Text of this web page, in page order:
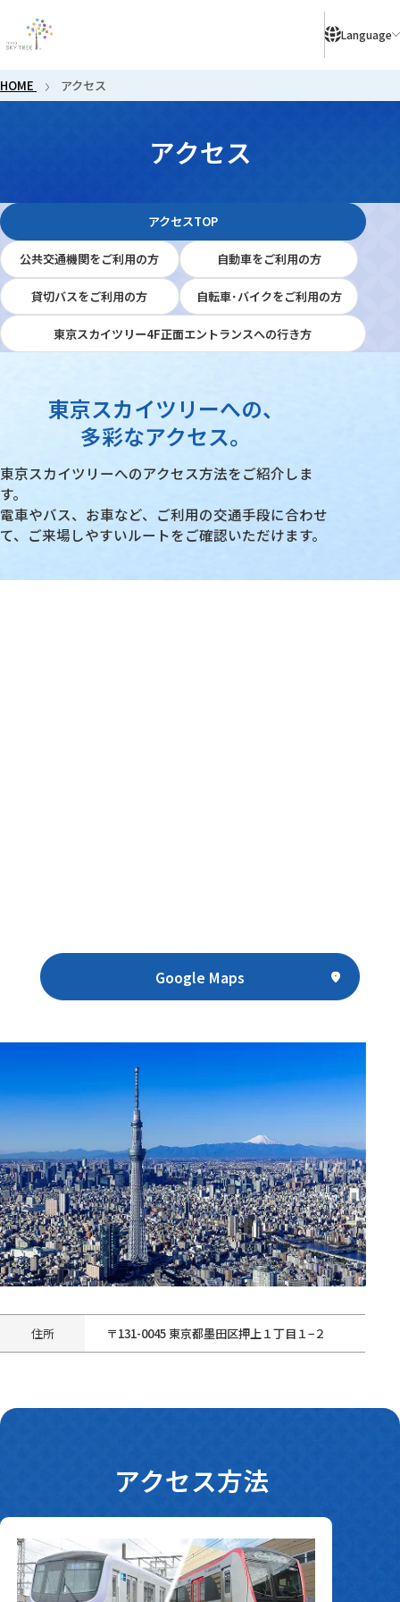
アクセス
Language
HOME アクセス
アクセスTOP
公共交通機関をご利用の方 自動車をご利用の方
貸切バスをご利用の方 自転車･バイクをご利用の方
東京スカイツリー4F正面エントランスへの行き方
東京スカイツリー4F正面エントランスへの行き方
東京スカイツリーへの、
多彩なアクセス。
東京スカイツリーへのアクセス方法をご紹介しま
す。
電車やバス、お車など、ご利用の交通手段に合わせ
て、ご来場しやすいルートをご確認いただけます。
Google Maps
住所 〒131-0045 東京都墨田区押上１丁目１−２
アクセス方法